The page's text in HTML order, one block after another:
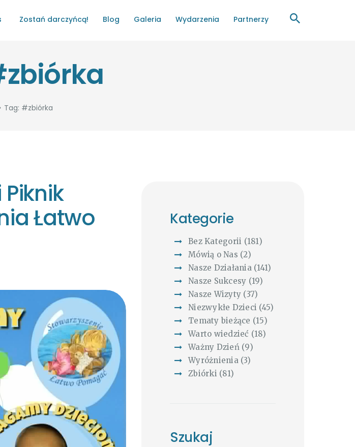
Zostań darczyńcą! Blog Galeria Wydarzenia Partnerzy
Tag: #zbiórka
Łatwo
Kategorie
Bez Kategorii (181)
Mówią o Nas (2)
Nasze Działania(141)
Nasze Sukcesy (19)
Nasze Wizyty (37)
Niezwykłe Dzieci (45)
Tematy bieżące (15)
Warto wiedzieć (18)
Ważny Dzień(9)
Wyróżnienia(3)
Zbiórki (81)
Szukaj